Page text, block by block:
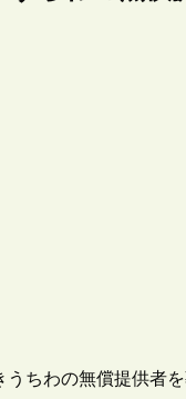
うちわの無償提供者